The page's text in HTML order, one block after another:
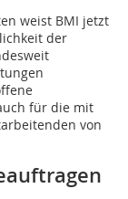
weist BMI jetzt
der
für die mit
von